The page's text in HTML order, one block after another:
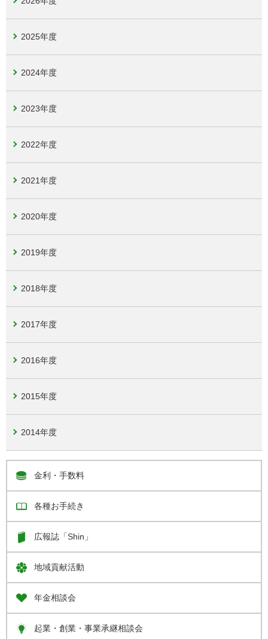
2025年度
2024年度
2023年度
2022年度
2021年度
2020年度
2019年度
2018年度
2017年度
2016年度
2015年度
2014年度
金利・手数料
各種お手続き
広報誌「Shin」
地域貢献活動
年金相談会
起業・創業・事業承継相談会